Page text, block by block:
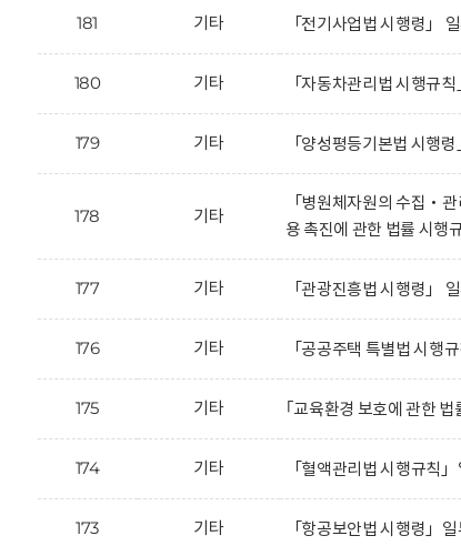
181 기타 「전기사업법 시행령」
180 기타 「자동차관리법 시행규
179 기타 「양성평등기본법 시행
178 기타
「병원체자원의 수집‧
용 촉진에 관한 법률 시
177 기타 「관광진흥법 시행령」
176 기타 「공공주택 특별법 시행
175 기타 ｢교육환경 보호에 관한
174 기타 「혈액관리법 시행규칙
173 기타 「항공보안법 시행령」